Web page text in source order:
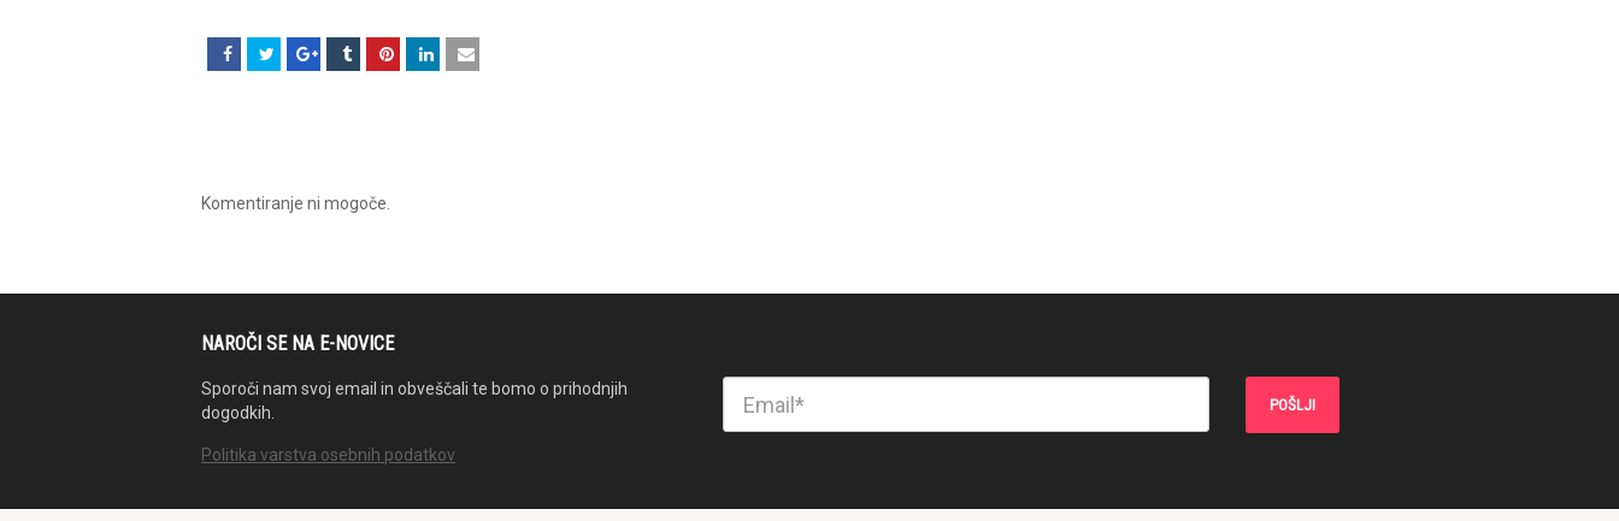
Komentiranje ni mogoče.
NAROČI SE NA E-NOVICE
Sporoči nam svoj email in obveščali te bomo o prihodnjih
dogodkih.
Politika varstva osebnih podatkov